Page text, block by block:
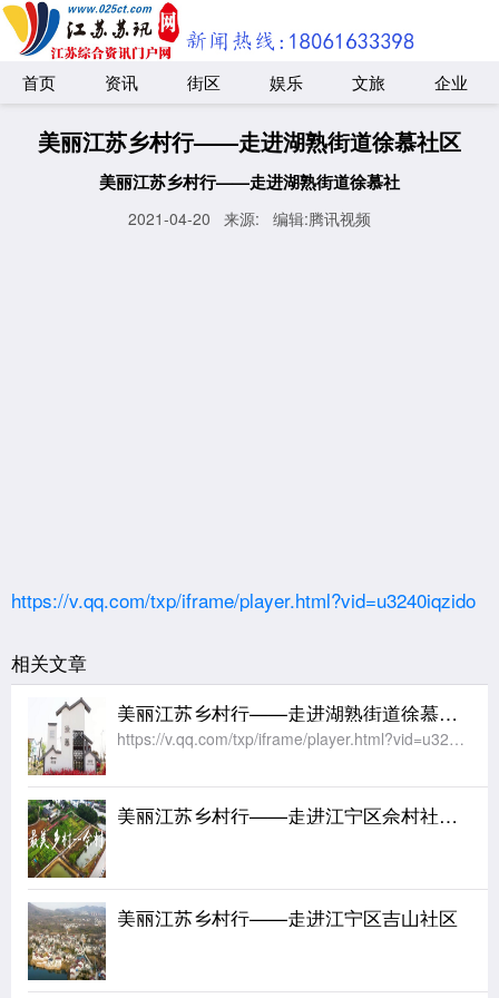
首页 资讯 街区 娱乐 文旅 企业
美丽江苏乡村行——走进湖熟街道徐慕社区
美丽江苏乡村行——走进湖熟街道徐慕社
2021-04-20 来源: 编辑:腾讯视频
https://v.qq.com/txp/iframe/player.html?vid=u3240iqzido
相关文章
美丽江苏乡村行——走进湖熟街道徐慕社区
https://v.qq.com/txp/iframe/player.html?vid=u3240iqzido
美丽江苏乡村行——走进江宁区佘村社区（2）
美丽江苏乡村行——走进江宁区吉山社区